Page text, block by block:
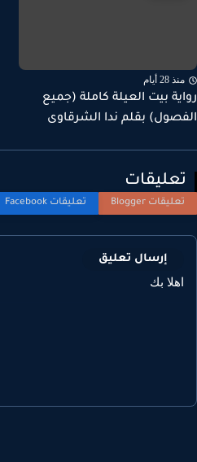
28 أيام
بيت العيلة كاملة (جميع
بقلم ندا الشرقاوى
إرسال تعليق
بك